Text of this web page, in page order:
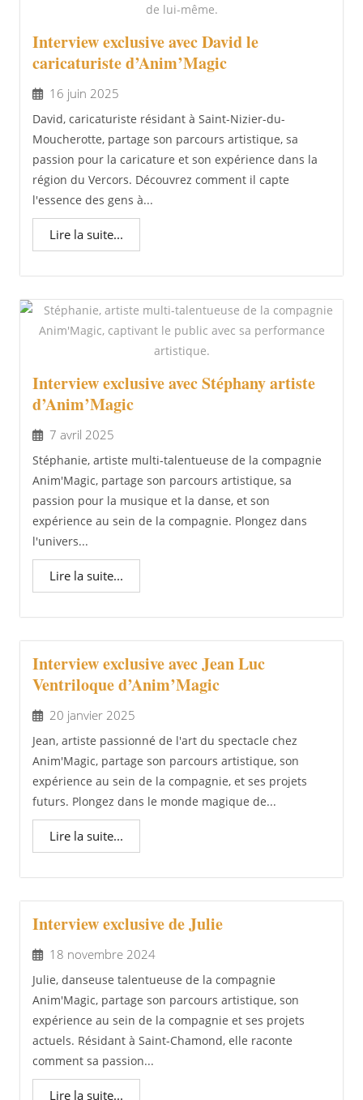
Interview exclusive avec David le
caricaturiste d’Anim’Magic
16 juin 2025
David, caricaturiste résidant à Saint-Nizier-du-
Moucherotte, partage son parcours artistique, sa
passion pour la caricature et son expérience dans la
région du Vercors. Découvrez comment il capte
l'essence des gens à...
Lire la suite...
Interview exclusive avec Stéphany artiste
d’Anim’Magic
7 avril 2025
Stéphanie, artiste multi-talentueuse de la compagnie
Anim'Magic, partage son parcours artistique, sa
passion pour la musique et la danse, et son
expérience au sein de la compagnie. Plongez dans
l'univers...
Lire la suite...
Interview exclusive avec Jean Luc
Ventriloque d’Anim’Magic
20 janvier 2025
Jean, artiste passionné de l'art du spectacle chez
Anim'Magic, partage son parcours artistique, son
expérience au sein de la compagnie, et ses projets
futurs. Plongez dans le monde magique de...
Lire la suite...
Interview exclusive de Julie
18 novembre 2024
Julie, danseuse talentueuse de la compagnie
Anim'Magic, partage son parcours artistique, son
expérience au sein de la compagnie et ses projets
actuels. Résidant à Saint-Chamond, elle raconte
comment sa passion...
Lire la suite...